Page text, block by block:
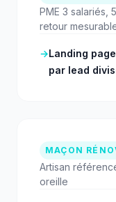
PME 3 salariés,
retour
→Landing
par lead
MAÇON
Artisan
oreille